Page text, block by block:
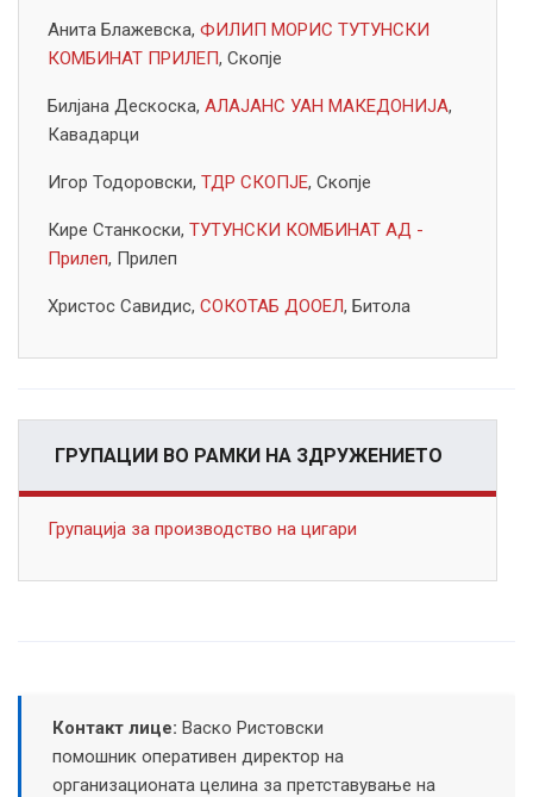
Анита Блажевска, ФИЛИП МОРИС ТУТУНСКИ
КОМБИНАТ ПРИЛЕП, Скопје
Билјана Дескоска, АЛАЈАНС УАН МАКЕДОНИЈА,
Кавадарци
Игор Тодоровски, ТДР СКОПЈЕ, Скопје
Кире Станкоски, ТУТУНСКИ КОМБИНАТ АД -
Прилеп, Прилеп
Христос Савидис, СОКОТАБ ДООЕЛ, Битола
ГРУПАЦИИ ВО РАМКИ НА ЗДРУЖЕНИЕТО
Групација за производство на цигари
Контакт лице: Васко Ристовски
помошник оперативен директор на
организационата целина за претставување на